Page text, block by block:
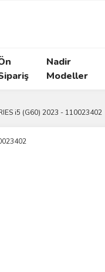
Nadir
Modeller
i5 (G60) 2023 - 110023402